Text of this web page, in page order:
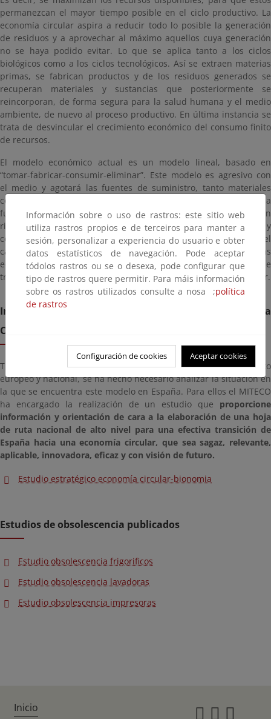
permanezcan el mayor tiempo posible en el ciclo productivo. La
economía circular aspira a reducir todo lo posible la generación
de residuos y a aprovechar al máximo aquellos cuya generación
no se haya podido evitar. Lo que se aplica tanto a los ciclos
biológicos como a los ciclos tecnológicos. Así se extraen materias
primas, se fabrican productos y de los residuos generados se
recuperan materiales y sustancias que posteriormente se
reincorporan, de forma segura para la salud humana y el medio
ambiente, de nuevo al proceso productivo. En última instancia se
trata de desvincular el crecimiento económico del consumo finito
de recursos.
El modelo económico actual es un modelo lineal, basado en
“tomar-fabricar-consumir-eliminar”. Este modelo es agresivo con
el medio y agotará las fuentes de suministro, tanto materiales
como energéticas. Además en este tipo de economía hay una
fuerte dependencia de las materias primas, lo que conlleva un
riesgo asociado al suministro, precios elevados de las mismas y
con mucha volatilidad, así como una reducción significativa del
capital natural, además de las consiguientes pérdidas
económicas. Se hace por tanto necesario iniciar una senda de
transición para pasar de la economía lineal a la economía circular.
Informe para el cambio estratégico en Economía
Circular
Tras varios años trabajando en Economía circular en el ámbito
europeo y nacional, se ha hecho necesario analizar la situación en
la que se encuentra este modelo en España. Para ellos el MITECO
ha encargado la realización de un estudio que proporcione
información y orientación de cara a la elaboración de una hoja
de ruta nacional de alto nivel para una efectiva transición de
España hacia una economía circular, que sea sagaz, relevante,
aplicable, innovadora, eficaz y con visión de futuro.
Estudio estratégico economía circular-bionomia
Estudios de obsolescencia publicados
Estudio obsolescencia frigorificos
Estudio obsolescencia lavadoras
Estudio obsolescencia impresoras
Información sobre o uso de rastros: este sitio web
utiliza rastros propios e de terceiros para manter a
sesión, personalizar a experiencia do usuario e obter
datos estatísticos de navegación. Pode aceptar
tódolos rastros ou se o desexa, pode configurar que
tipo de rastros quere permitir. Para máis información
sobre os rastros utilizados consulte a nosa ;política
de rastros
Configuración de cookies Aceptar cookies
Inicio